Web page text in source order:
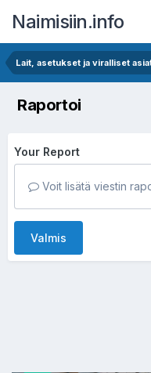
Naimisiin.info
Lait, asetukset ja viralliset
Raportoi
Your Report
Voit lisätä viestin
Valmis